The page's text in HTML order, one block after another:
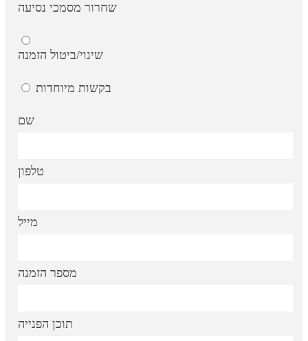
שחרור מסמכי נסיעה
שינוי/ביטול הזמנה
בקשות מיוחדות
שם
טלפון
מייל
מספר הזמנה
תוכן הפנייה